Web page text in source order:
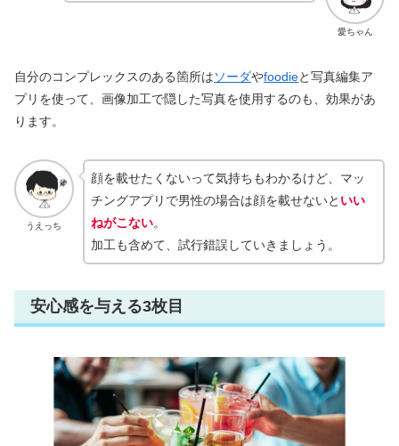
愛ちゃん
自分のコンプレックスのある箇所はソーダやfoodieと写真編集ア
プリを使って、画像加工で隠した写真を使用するのも、効果があ
ります。
うえっち
顔を載せたくないって気持ちもわかるけど、マッ
チングアプリで男性の場合は顔を載せないと いい
ねがこない。
加工も含めて、試行錯誤していきましょう。
安心感を与える3枚目